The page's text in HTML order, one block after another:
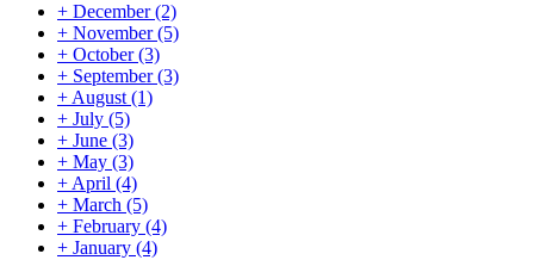
+ December(2)
+ November(5)
+ October(3)
+ September(3)
+ August (1)
+ July (5)
+ June (3)
+ May (3)
+ April (4)
+ March (5)
+ February (4)
+ January (4)